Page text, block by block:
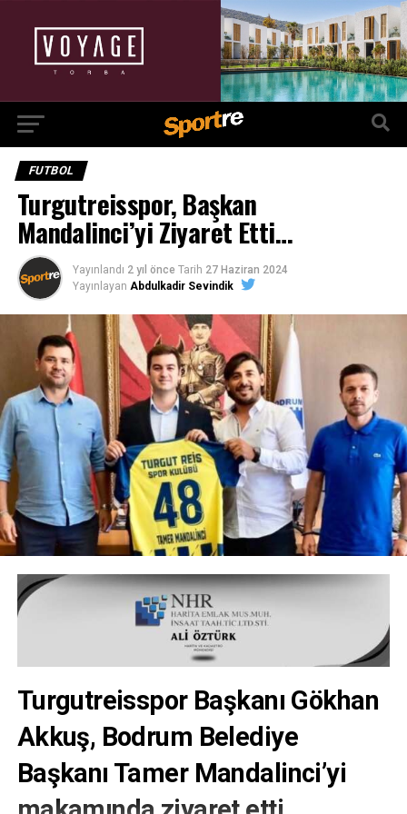
FUTBOL
Turgutreisspor, Başkan
Mandalinci’yi Ziyaret Etti…
Yayınlandı 2 yıl önce Tarih 27 Haziran 2024
Yayınlayan Abdulkadir Sevindik
Turgutreisspor Başkanı Gökhan
Akkuş, Bodrum Belediye
Başkanı Tamer Mandalinci’yi